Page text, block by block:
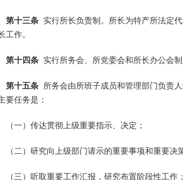
第十三条 实行所长负责制。所长为特产所法定
工作。
第十四条 实行所务会、所党委会和所长办公会制
第十五条 所务会由所班子成员和管理部门负责
要任务是：
（一）传达贯彻上级重要指示、决定；
（二）研究向上级部门请示的重要事项和重要决
（三）听取重要工作汇报，研究布置阶段性工作；